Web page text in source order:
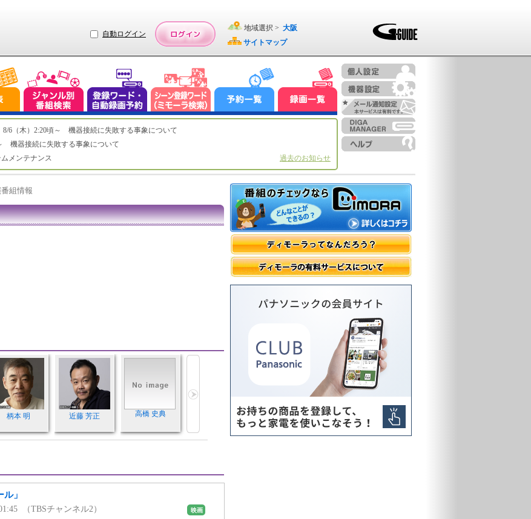
自動ログイン
地域選択 > 大阪
サイトマップ
8/6（木）2:20頃～ 機器接続に失敗する事象について
機器接続に失敗する事象について
ムメンテナンス
過去のお知らせ
組情報
柄本 明 近藤 芳正 高橋 史典
」
（TBSチャンネル2） 映画